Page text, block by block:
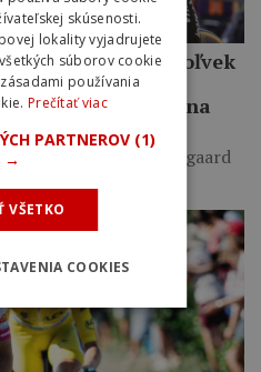
lepší ako kedykoľvek
tomu odíde?,“
o Pogačarovi na
čo mu povedal Vingegaard
skúsenosti.
lokality vyjadrujete
súborov cookie
používania
Prečítať viac
PARTNEROV (1)
→
VŠETKO
COOKIES